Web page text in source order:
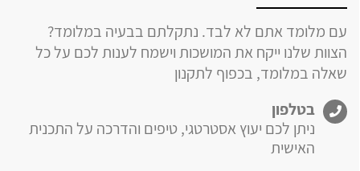
עם מלומד אתם לא לבד. נתקלתם בבעיה במלומד?
הצוות שלנו ייקח את המושכות וישמח לענות לכם על כל
שאלה במלומד, בכפוף לתקנון
בטלפון
ניתן לכם יעוץ אסטרטגי, טיפים והדרכה על התכנית
האישית